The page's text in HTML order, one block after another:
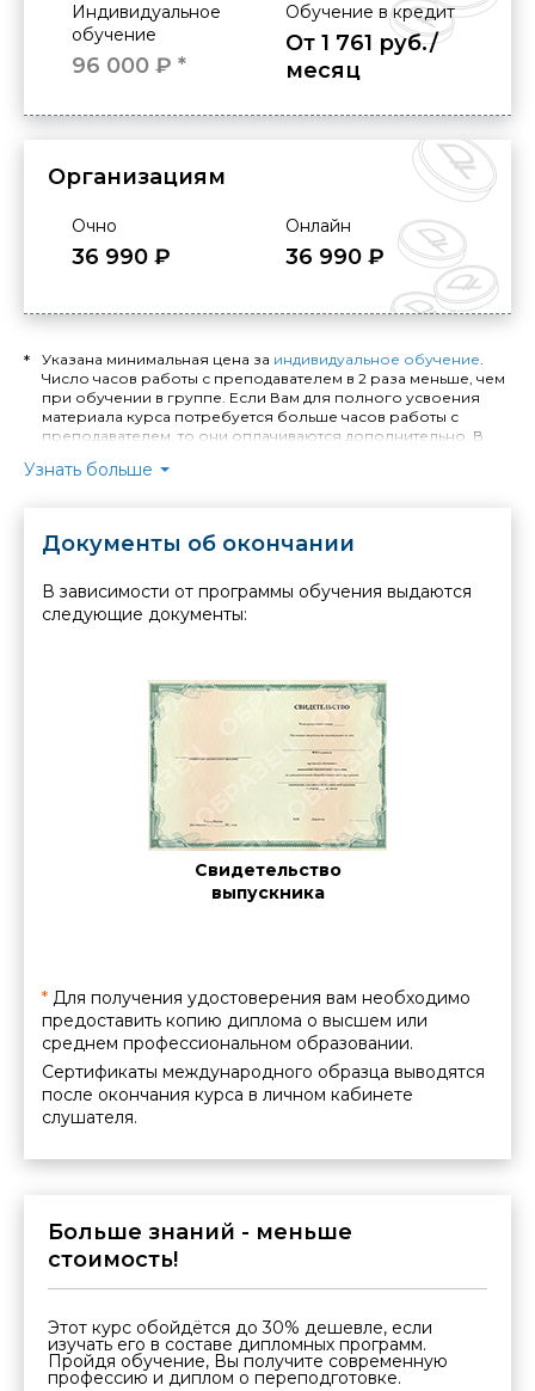
Индивидуальное
обучение
96 000 ₽ *
Обучение в кредит
От 1 761 руб./
месяц
Организациям
Очно
36 990 ₽
Онлайн
36 990 ₽
Указана минимальная цена за индивидуальное обучение.
Число часов работы с преподавателем в 2 раза меньше, чем
при обучении в группе. Если Вам для полного усвоения
материала курса потребуется больше часов работы с
преподавателем, то они оплачиваются дополнительно. В
стоимости обучения и количества необходимых часов
академических часа. Стоимость обучения в Москве
обучении устанавливается надбавка: +40% от стоимости
заказанных часов при выезде в пределах МКАД, +40% от
стоимости заказанных часов и + 1% от стоимости заказанных
пределы Московской области рассчитывается
индивидуально менеджерами по работе с корпоративными
Для юридических лиц (организаций) указана цена,
действующая при полной предоплате.
Узнать больше
Документы об окончании
В зависимости от программы обучения выдаются
следующие документы:
Свидетельство
выпускника
* Для получения удостоверения вам необходимо
предоставить копию диплома о высшем или
среднем профессиональном образовании.
Сертификаты международного образца выводятся
после окончания курса в личном кабинете
слушателя.
Больше знаний - меньше
стоимость!
Этот курс обойдётся до 30% дешевле, если
изучать его в составе дипломных программ.
Пройдя обучение, Вы получите современную
профессию и диплом о переподготовке.